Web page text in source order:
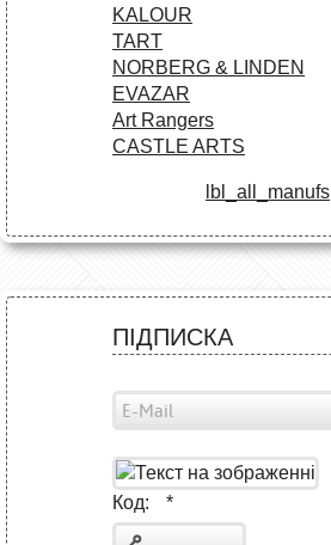
KALOUR
TART
NORBERG & LINDEN
EVAZAR
Art Rangers
CASTLE ARTS
lbl_all_manufs
ПІДПИСКА
Код: *